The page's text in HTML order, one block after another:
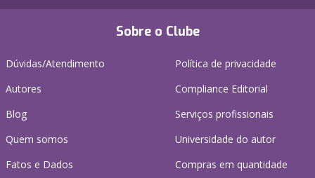
Sobre o Clube
Dúvidas/Atendimento
Autores
Blog
Quem somos
Fatos e Dados
Política de privacidade
Compliance Editorial
Serviços profissionais
Universidade do autor
Compras em quantidade